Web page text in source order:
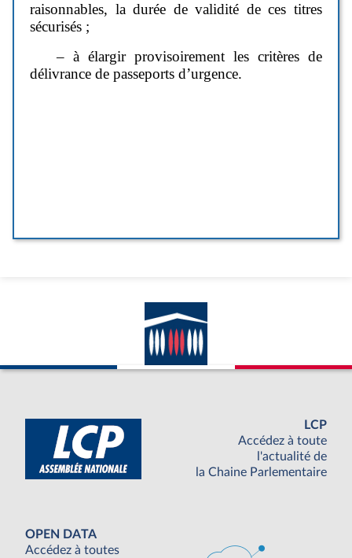
LCP
Accédez à toute
l'actualité de
la Chaine Parlementaire
OPEN DATA
Accédez à toutes